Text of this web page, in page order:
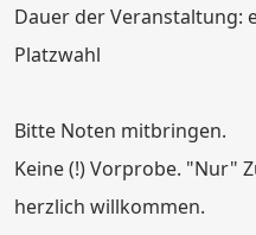
Dauer der Veranstaltung:
Platzwahl
Bitte Noten mitbringen.
Keine (!) Vorprobe. "Nur"
herzlich willkommen.